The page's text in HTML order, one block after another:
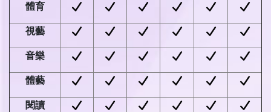
體育
視藝
音樂
體藝
閱讀